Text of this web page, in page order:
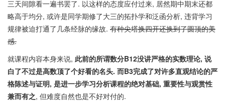
三天间隙看一遍书罢了. 以这样的态度应付过来, 居然期中期末还都
略高于均分, 或许是同学期修了大三的拓扑学和泛函分析, 违背学习
规律被迫打通了几条经脉的缘故. 有种尖塔换四开还换到了圆顶的美
感.
就课程内容本身来说, 此前的所谓数分B12没讲严格的实数理论, 说
白了不过是高数顶了个好看的名头. 而B3完成了对许多直观结论的严
格陈述与证明, 是进一步学习分析课程的绝对基础, 重要性与观赏性
兼而有之, 但难度自然也是不好对付的.